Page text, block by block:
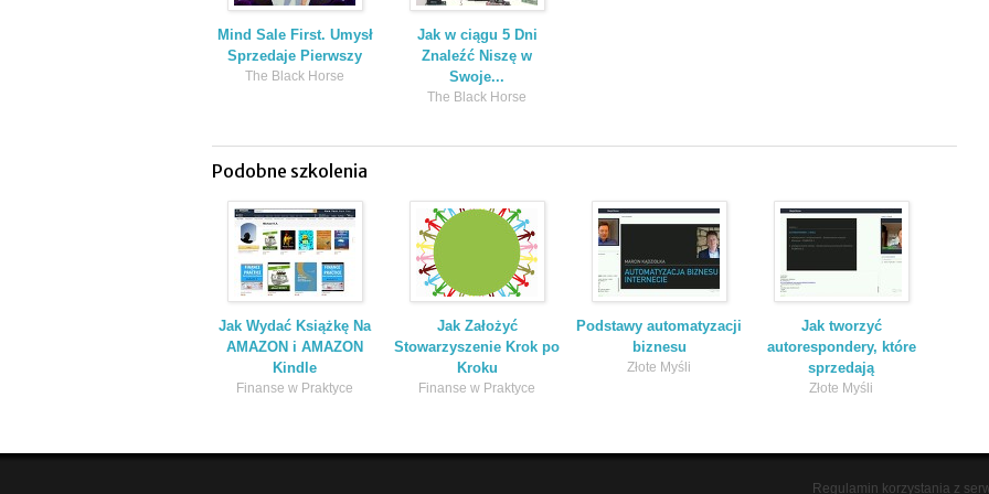
Mind Sale First. Umysł
Sprzedaje Pierwszy
The Black Horse
Jak w ciągu 5 Dni
Znaleźć Niszę w
Swoje...
The Black Horse
Podobne szkolenia
Jak Wydać Książkę Na
AMAZON i AMAZON
Kindle
Finanse w Praktyce
Jak Założyć
Stowarzyszenie Krok po
Kroku
Finanse w Praktyce
Podstawy automatyzacji
biznesu
Złote Myśli
Jak tworzyć
autorespondery, które
sprzedają
Złote Myśli
Regulamin korzystania z